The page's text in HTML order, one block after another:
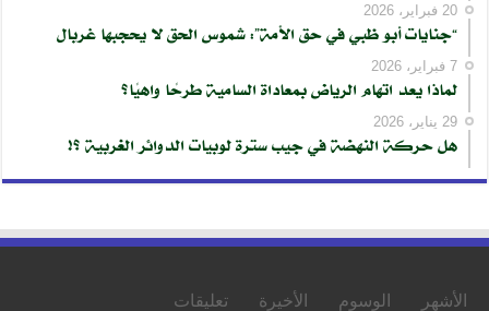
20 فبراير، 2026
“جنايات أبو ظبي في حق الأمة”: شموس الحق لا يحجبها غربال
7 فبراير، 2026
لماذا يعد اتهام الرياض بمعاداة السامية طرحًا واهيًا؟
29 يناير، 2026
هل حركة النهضة في جيب سترة لوبيات الدوائر الغربية ؟!
الأشهر الوسوم الأخيرة تعليقات